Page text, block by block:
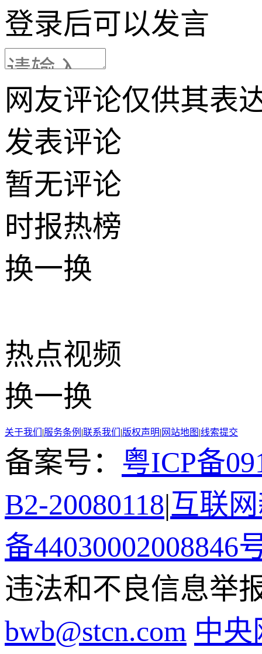
登录后可以发言
网友评论仅供其表
发表评论
暂无评论
时报热榜
换一换
热点视频
换一换
关于我们 |服务条例 |联系我们 |版权声明| 网站地图 |线索提交
备案号： 粤ICP备
B2-20080118|互联
备44030002008846
违法和不良信息举
bwb@stcn.com 中